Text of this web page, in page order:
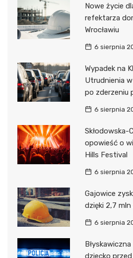
Nowe życie
refektarza
Wrocławiu
6 sierpnia
Wypadek na
Utrudnienia
po zderzeniu
6 sierpnia
Skłodowska-
opowieść o
Hills Festival
6 sierpnia
Gajowice
dzięki 2,7 mln
6 sierpnia
dziecko przed